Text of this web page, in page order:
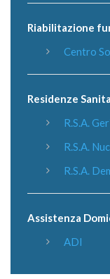
Riabilitazione
Centro
Residenze
R.S.A.
R.S.A.
R.S.A.
Assistenza
ADI